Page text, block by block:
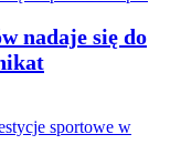
nadaje się do